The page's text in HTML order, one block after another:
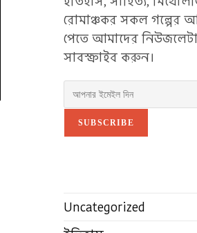
রোমাঞ্চকর সকল গল্পের
পেতে আমাদের
সাবস্ক্রাইব করুন।
SUBSCRIBE
Uncategorized